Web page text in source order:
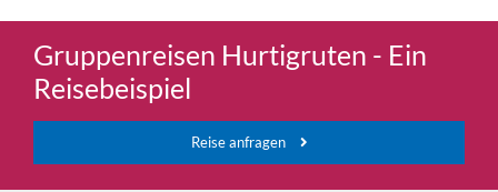
Gruppenreisen Hurtigruten - Ein
Reisebeispiel
Reise anfragen